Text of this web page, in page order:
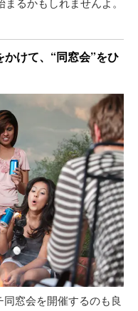
けて、“同窓会”をひ
窓会を開催するのも良